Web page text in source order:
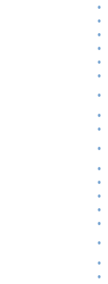
•
•
•
•
•
•
•
•
•
•
•
•
•
•
•
•
•
•